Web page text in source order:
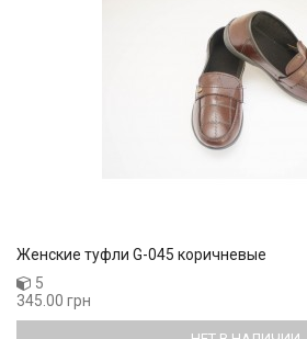
Женские туфли G-045 коричневые
5
345.00 грн